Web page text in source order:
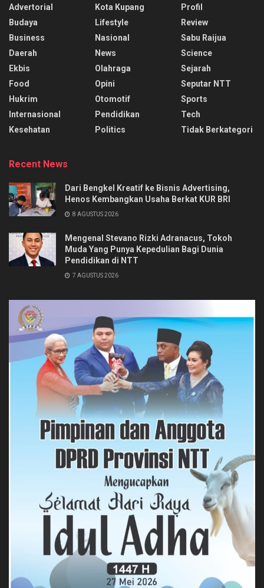
Advertorial
Budaya
Business
Daerah
Ekbis
Food
Hukrim
Internasional
Kesehatan
Kota Kupang
Lifestyle
Nasional
News
Olahraga
Opini
Otomotif
Pendidikan
Politics
Profil
Review
Sabu Raijua
Science
Sejarah
Seputar NTT
Sports
Tech
Tidak Berkategori
Recent News
Dari Bengkel Kreatif ke Bisnis Advertising,
Henos Kembangkan Usaha Berkat KUR BRI
8 AGUSTUS 2026
Mengenal Stevano Rizki Adranacus, Tokoh
Muda Yang Punya Kepedulian Bagi Dunia
Pendidikan di NTT
7 AGUSTUS 2026